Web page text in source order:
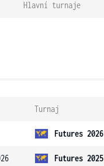
Hlavní turnaje
Turnaj
Futures 2026
Futures 2025